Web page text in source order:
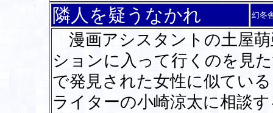
隣人を疑うなかれ 幻冬
漫画アシスタントの土屋
ションに入って行くのを見
で発見された女性に似てい
ライターの小崎涼太に相談